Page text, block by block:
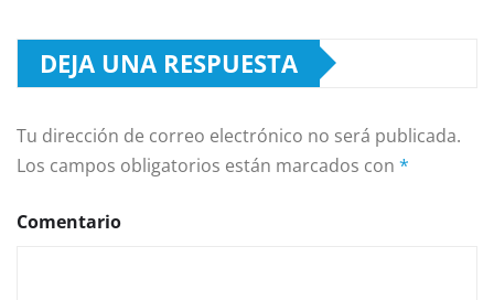
DEJA UNA RESPUESTA
Tu dirección de correo electrónico no será publicada.
Los campos obligatorios están marcados con *
Comentario